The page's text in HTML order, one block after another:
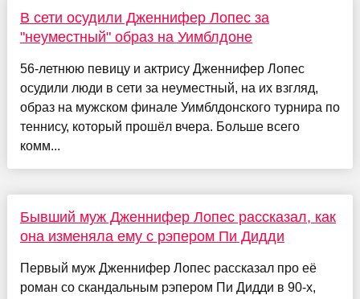
В сети осудили Дженнифер Лопес за
"неуместный" образ на Уимблдоне
56-летнюю певицу и актрису Дженнифер Лопес
осудили люди в сети за неуместный, на их взгляд,
образ на мужском финале Уимблдонского турнира по
теннису, который прошёл вчера. Больше всего
комм...
Бывший муж Дженнифер Лопес рассказал, как
она изменяла ему с рэпером Пи Дидди
Первый муж Дженнифер Лопес рассказал про её
роман со скандальным рэпером Пи Дидди в 90-х,